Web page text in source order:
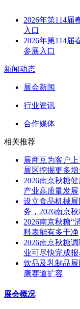
2026年第114届
入口
2026年第114届
参展入口
新闻动态
展会新闻
行业资讯
合作媒体
相关推荐
展商互为客户
展区挖掘更多
2026南京秋糖
产业高质量发展
设立食品机械
务，2026南京
2026南京秋糖“
料表能有多干净
2026南京秋糖
业可尽快完成
饮品及乳制品
康赛道扩容
展会概况